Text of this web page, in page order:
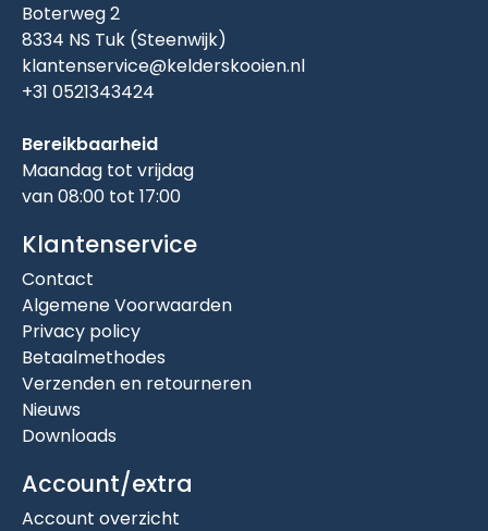
Boterweg 2
8334 NS Tuk (Steenwijk)
klantenservice@kelderskooien.nl
+31 0521343424
Bereikbaarheid
Maandag tot vrijdag
van 08:00 tot 17:00
Klantenservice
Contact
Algemene Voorwaarden
Privacy policy
Betaalmethodes
Verzenden en retourneren
Nieuws
Downloads
Account/extra
Account overzicht